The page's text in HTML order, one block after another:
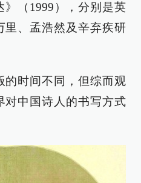
（1999），分别是英
里、孟浩然及辛弃疾研
的时间不同，但综而观
对中国诗人的书写方式